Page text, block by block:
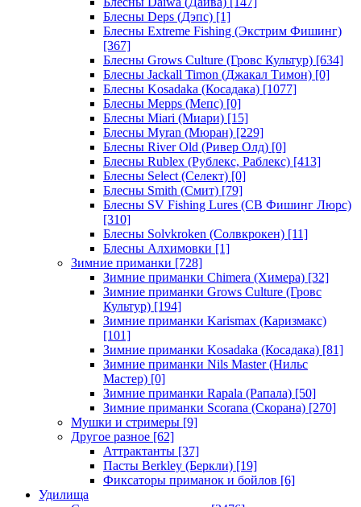
Блесны Deps (Дэпс) [1]
Блесны Extreme Fishing (Экстрим Фишинг)
[367]
Блесны Grows Culture (Гровс Культур) [634]
Блесны Jackall Timon (Джакал Тимон) [0]
Блесны Kosadaka (Косадака) [1077]
Блесны Mepps (Мепс) [0]
Блесны Miari (Миари) [15]
Блесны Myran (Мюран) [229]
Блесны River Old (Ривер Олд) [0]
Блесны Rublex (Рублекс, Раблекс) [413]
Блесны Select (Селект) [0]
Блесны Smith (Смит) [79]
Блесны SV Fishing Lures (СВ Фишинг Люрс)
[310]
Блесны Solvkroken (Солвкрокен) [11]
Блесны Алхимовки [1]
Зимние приманки [728]
Зимние приманки Chimera (Химера) [32]
Зимние приманки Grows Culture (Гровс
Культур) [194]
Зимние приманки Karismax (Каризмакс)
[101]
Зимние приманки Kosadaka (Косадака) [81]
Зимние приманки Nils Master (Нильс
Мастер) [0]
Зимние приманки Rapala (Рапала) [50]
Зимние приманки Scorana (Скорана) [270]
Мушки и стримеры [9]
Другое разное [62]
Аттрактанты [37]
Пасты Berkley (Беркли) [19]
Фиксаторы приманок и бойлов [6]
Удилища